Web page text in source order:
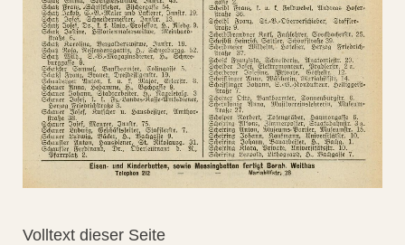
Volltext dieser Seite